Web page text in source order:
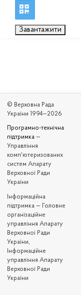
Завантажити
© Верховна Рада
України 1994—2026
Програмно-технічна
підтримка —
Управління
комп'ютеризованих
систем Апарату
Верховної Ради
України
Iнформаційна
підтримка — Головне
організаційне
управління Апарату
Верховної Ради
України,
Інформаційне
управління Апарату
Верховної Ради
України